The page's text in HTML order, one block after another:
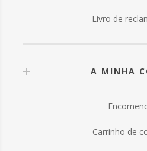
Livro de
A MINHA
Carrinho de